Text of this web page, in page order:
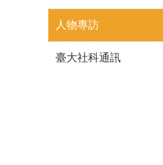
人物專訪
臺大社科通訊